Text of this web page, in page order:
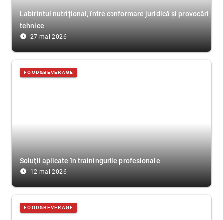
Labirintul nutrițional, între conformare juridică și provocări
tehnice
access_time_filled 27 mai 2026
FOOD&BEVERAGE
Soluții aplicate în trainingurile profesionale
access_time_filled 12 mai 2026
FOOD&BEVERAGE